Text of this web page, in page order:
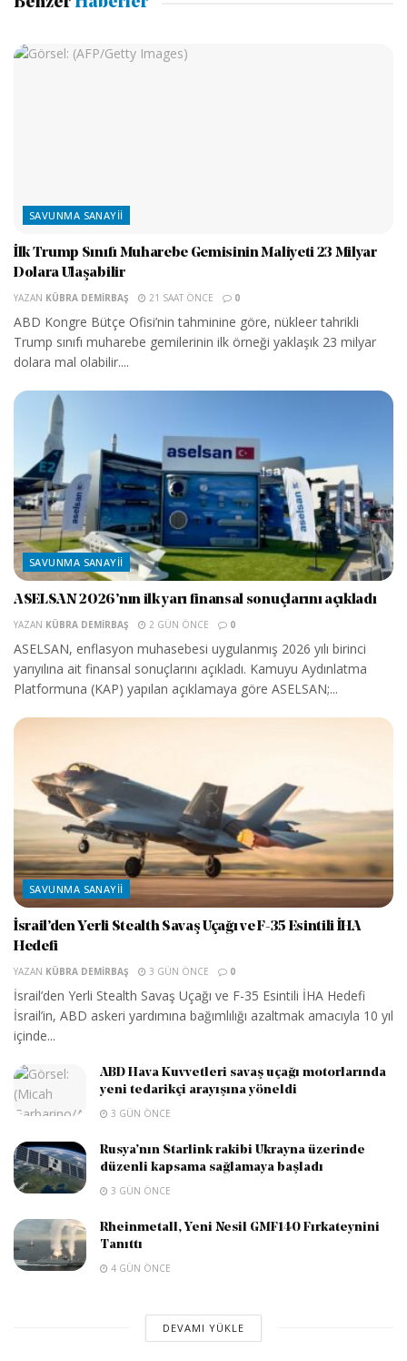
SAVUNMA SANAYII
İlk Trump Sınıfı Muharebe Gemisinin Maliyeti 23 Milyar
Dolara Ulaşabilir
YAZAN KÜBRA DEMIRBAŞ 21 SAAT ÖNCE 0
ABD Kongre Bütçe Ofisi’nin tahminine göre, nükleer tahrikli
Trump sınıfı muharebe gemilerinin ilk örneği yaklaşık 23 milyar
dolara mal olabilir....
SAVUNMA SANAYII
ASELSAN 2026’nın ilk yarı finansal sonuçlarını açıkladı
YAZAN KÜBRA DEMIRBAŞ 2 GÜN ÖNCE 0
ASELSAN, enflasyon muhasebesi uygulanmış 2026 yılı birinci
yarıyılına ait finansal sonuçlarını açıkladı. Kamuyu Aydınlatma
Platformuna (KAP) yapılan açıklamaya göre ASELSAN;...
SAVUNMA SANAYII
İsrail’den Yerli Stealth Savaş Uçağı ve F-35 Esintili İHA
Hedefi
YAZAN KÜBRA DEMIRBAŞ 3 GÜN ÖNCE 0
İsrail’den Yerli Stealth Savaş Uçağı ve F-35 Esintili İHA Hedefi
İsrail’in, ABD askeri yardımına bağımlılığı azaltmak amacıyla 10 yıl
içinde...
ABD Hava Kuvvetleri savaş uçağı motorlarında
yeni tedarikçi arayışına yöneldi
3 GÜN ÖNCE
Rusya’nın Starlink rakibi Ukrayna üzerinde
düzenli kapsama sağlamaya başladı
3 GÜN ÖNCE
Rheinmetall, Yeni Nesil GMF140 Fırkateynini
Tanıttı
4 GÜN ÖNCE
DEVAMI YÜKLE